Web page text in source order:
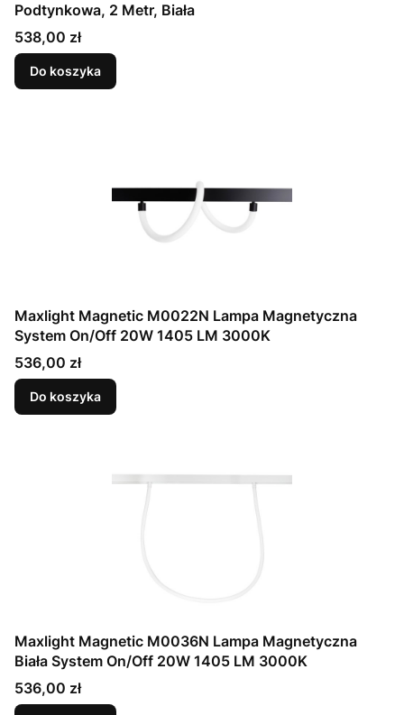
Podtynkowa, 2 Metr, Biała
Cena
538,00 zł
Do koszyka
Maxlight Magnetic M0022N Lampa Magnetyczna
System On/Off 20W 1405 LM 3000K
Cena
536,00 zł
Do koszyka
Maxlight Magnetic M0036N Lampa Magnetyczna
Biała System On/Off 20W 1405 LM 3000K
Cena
536,00 zł